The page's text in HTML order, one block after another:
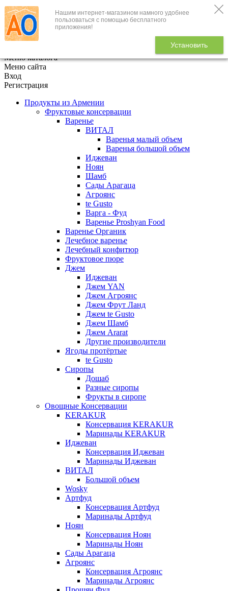
Нашим интернет-магазином намного удобнее
пользоваться с помощью бесплатного
приложения!
Установить
+7 (495) 646-888-1
В корзине
Меню каталога
Меню сайта
Вход
Регистрация
Продукты из Армении
Фруктовые консервации
Варенье
ВИТАЛ
Варенья малый объем
Варенья большой объем
Иджеван
Ноян
Шамб
Сады Арагаца
Агроянс
te Gusto
Варга - Фуд
Варенье Proshyan Food
Варенье Органик
Лечебное варенье
Лечебный конфитюр
Фруктовое пюре
Джем
Иджеван
Джем YAN
Джем Агроянс
Джем Фрут Ланд
Джем te Gusto
Джем Шамб
Джем Ararat
Другие производители
Ягоды протёртые
te Gusto
Сиропы
Дошаб
Разные сиропы
Фрукты в сиропе
Овощные Консервации
KERAKUR
Консервация KERAKUR
Маринады KERAKUR
Иджеван
Консервация Иджеван
Маринады Иджеван
ВИТАЛ
Большой объем
Wosky
Артфуд
Консервация Артфуд
Маринады Артфуд
Ноян
Консервация Ноян
Маринады Ноян
Сады Арагаца
Агроянс
Консервация Агроянс
Маринады Агроянс